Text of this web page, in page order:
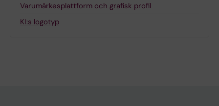
Varumärkesplattform och grafisk profil
KI:s logotyp